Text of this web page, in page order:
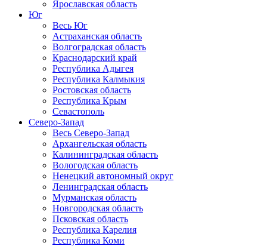
Ярославская область
Юг
Весь Юг
Астраханская область
Волгоградская область
Краснодарский край
Республика Адыгея
Республика Калмыкия
Ростовская область
Республика Крым
Севастополь
Северо-Запад
Весь Северо-Запад
Архангельская область
Калининградская область
Вологодская область
Ненецкий автономный округ
Ленинградская область
Мурманская область
Новгородская область
Псковская область
Республика Карелия
Республика Коми